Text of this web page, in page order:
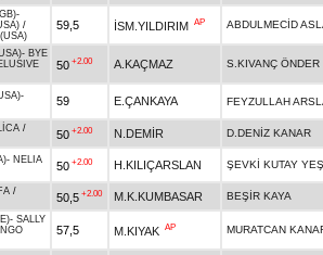
-
/
59,5 İSM.YILDIRIM AP ABDULMECİD
- BYE
50 +2.00 A.KAÇMAZ S.KIVANÇ ÖNDER
-
59 E.ÇANKAYA FEYZULLAH
/
50 +2.00 N.DEMİR D.DENİZ KANAR
- NELIA
50 +2.00 H.KILIÇARSLAN ŞEVKİ KUTAY
/
50,5 +2.00 M.K.KUMBASAR BEŞİR KAYA
- SALLY
57,5 M.KIYAK AP MURATCAN